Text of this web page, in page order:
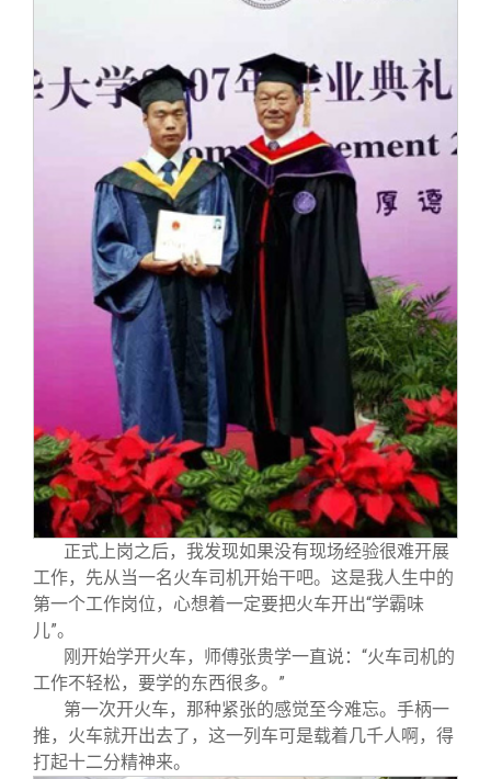
正式上岗之后，我发现如果没有现场经验很难开展
工作，先从当一名火车司机开始干吧。这是我人生中的
第一个工作岗位，心想着一定要把火车开出“学霸味
儿”。
刚开始学开火车，师傅张贵学一直说：“火车司机的
工作不轻松，要学的东西很多。”
第一次开火车，那种紧张的感觉至今难忘。手柄一
推，火车就开出去了，这一列车可是载着几千人啊，得
打起十二分精神来。